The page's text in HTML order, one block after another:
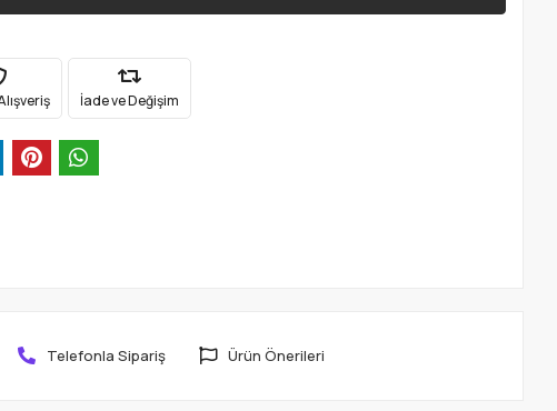
İade ve Değişim
Telefonla Sipariş Ürün Önerileri